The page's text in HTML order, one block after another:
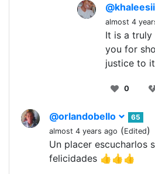
@khaleesii
almost 4
It is a truly
you for
justice to it
0
@orlandobello
65
almost 4 years ago (Edited)
Un placer escucharlos
felicidades 👍👍👍